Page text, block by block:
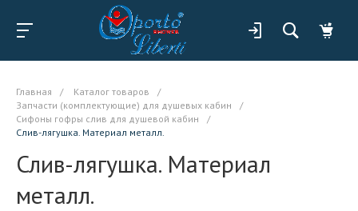
Главная / Каталог товаров
/
Запчасти (комплектующие) для душевых кабин
/
Сифоны гофры слив для душевой кабин
/
Слив-лягушка. Материал металл.
Слив-лягушка. Материал
металл.